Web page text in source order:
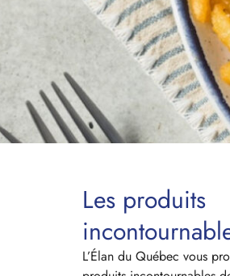
Les produits
L’Élan du Québec vous